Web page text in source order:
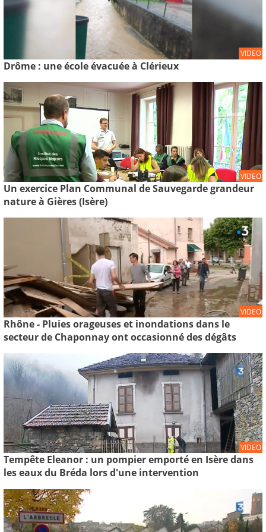
VIDEO
Drôme : une école évacuée à Clérieux
VIDEO
Un exercice Plan Communal de Sauvegarde grandeur
nature à Gières (Isère)
VIDEO
Rhône - Pluies orageuses et inondations dans le
secteur de Chaponnay ont occasionné des dégâts
VIDEO
Tempête Eleanor : un pompier emporté en Isère dans
les eaux du Bréda lors d'une intervention